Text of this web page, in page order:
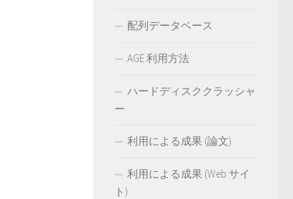
配列データベース
AGE 利用方法
ハードディスククラッシャ
ー
利用による成果 (論文)
利用による成果 (Web サイ
ト)